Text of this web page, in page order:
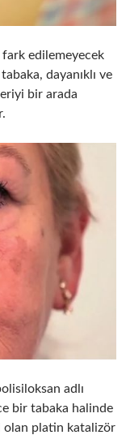
edilemeyecek
dayanıklı ve
bir arada
adlı
bir tabaka halinde
olan platin katalizör